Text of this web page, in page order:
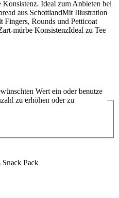
Ideal zum Anbieten bei
aus SchottlandMit Illustration
Fingers, Rounds und Petticoat
mürbe KonsistenzIdeal zu Tee
Wert ein oder benutze
zu erhöhen oder zu